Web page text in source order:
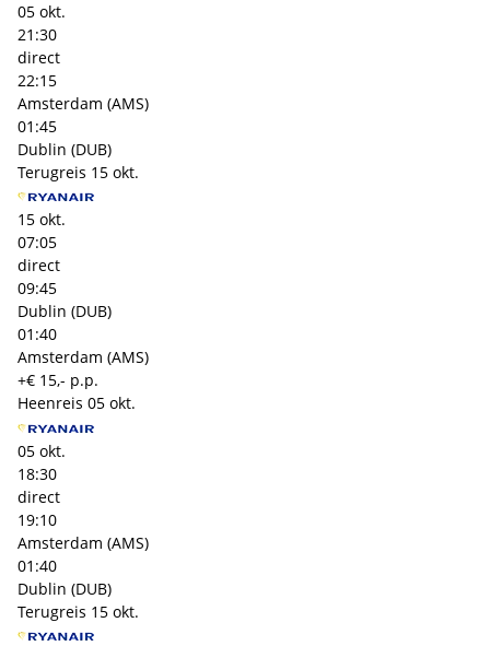
05 okt.
21:30
direct
22:15
Amsterdam (AMS)
01:45
Dublin (DUB)
Terugreis 15 okt.
15 okt.
07:05
direct
09:45
Dublin (DUB)
01:40
Amsterdam (AMS)
+€ 15,- p.p.
Heenreis 05 okt.
05 okt.
18:30
direct
19:10
Amsterdam (AMS)
01:40
Dublin (DUB)
Terugreis 15 okt.